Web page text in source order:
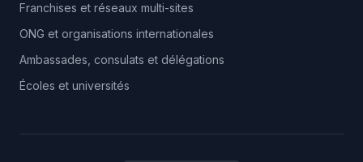
Franchises et réseaux multi-sites
ONG et organisations internationales
Ambassades, consulats et délégations
Écoles et universités